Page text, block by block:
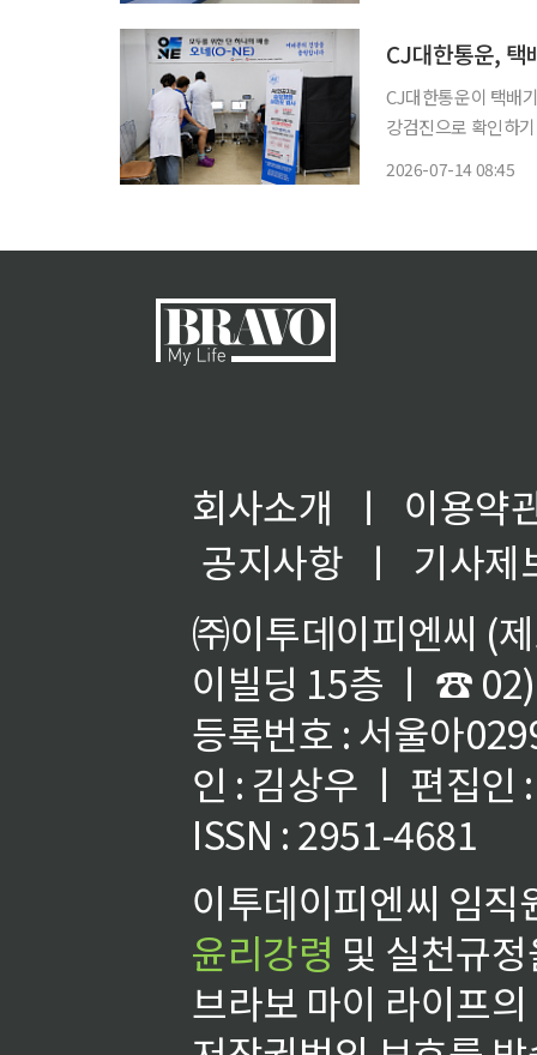
CJ대한통운, 택
CJ대한통운이 택배
강검진으로 확인하
2026-07-14 08:45
회사소개 ㅣ
이용약
공지사항
ㅣ
기사제
㈜이투데이피엔씨 (
이빌딩 15층 ㅣ ☎
등록번호 : 서울아
인 : 김상우 ㅣ 편집인
ISSN : 2951-4681
이투데이피엔씨 임
윤리강령 및 실천규
브라보 마이 라이프